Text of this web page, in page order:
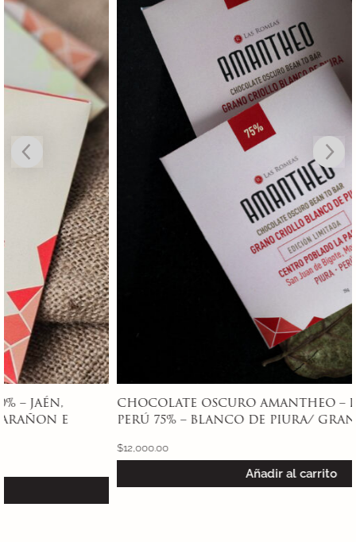
CHOCOLATE OSCURO AMANTHEO – LA PAREJA, PIURA,
PERÚ 75% – BLANCO DE PIURA/ GRAN BLANCO